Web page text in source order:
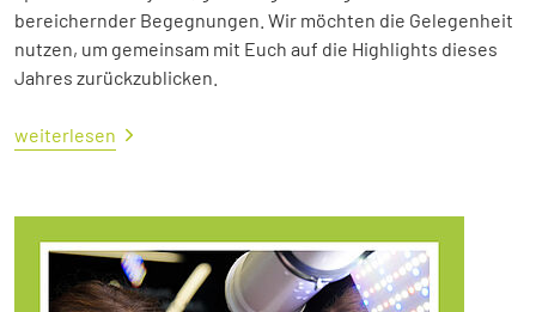
bereichernder Begegnungen. Wir möchten die Gelegenheit
nutzen, um gemeinsam mit Euch auf die Highlights dieses
Jahres zurückzublicken.
weiterlesen